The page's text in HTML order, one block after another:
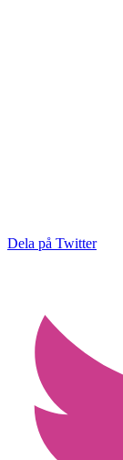
Dela på Twitter